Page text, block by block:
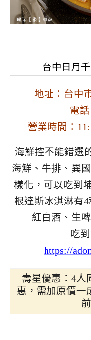
台中日月
地址：台中
電話
營業時間：
海鮮控不能錯選
海鮮、牛排、異
樣化，可以吃到
根達斯冰淇淋有
紅白酒、生
吃
https://
壽星優惠：4人
惠，需加原價一